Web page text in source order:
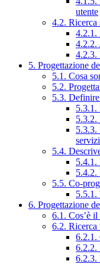
utente
4.2. Ricerca
4.2.1.
4.2.2.
4.2.3.
5. Progettazione
5.1. Cosa
5.2.
5.3.
5.3.1.
5.3.2.
5.3.3.
5.4.
5.4.1.
5.4.2.
5.5. Co-
5.5.1.
6. Progettazione
6.1. Cos’è
6.2. Ricerca
6.2.1.
6.2.2.
6.2.3.